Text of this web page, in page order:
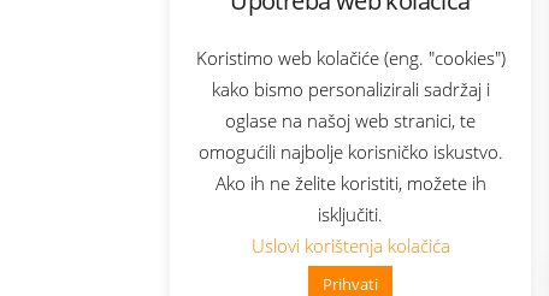
Koristimo web kolačiće (eng. "cookies")
kako bismo personalizirali sadržaj i
oglase na našoj web stranici, te
omogućili najbolje korisničko iskustvo.
Ako ih ne želite koristiti, možete ih
isključiti.
Uslovi korištenja kolačića
Prihvati
👋 Zdravo, kako mogu pomoći?
Bonus plus
Prijava za newsletter